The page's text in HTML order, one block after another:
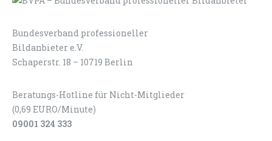
Bundesverband professioneller
Bildanbieter e.V.
Schaperstr. 18 – 10719 Berlin
Beratungs-Hotline für Nicht-Mitglieder
(0,69 EURO/Minute)
09001 324 333